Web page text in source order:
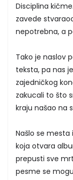
Disciplina
zavede
nepotrebna, a
Tako je naslov
teksta, pa nas
zajedničkog
zakucali to što
kraju našao na
Našlo se mesta
koja otvara
prepusti sve
pesme se